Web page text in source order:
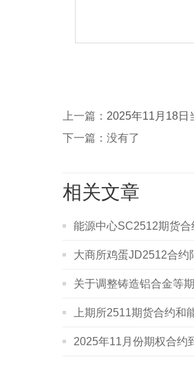
上一篇： 2025年11月18日
下一篇：没有了
相关文章
能源中心SC2512期货
大商所鸡蛋JD2512合约
关于调整铸造铝合金等
上期所2511期货合约和
2025年11月份期权合约